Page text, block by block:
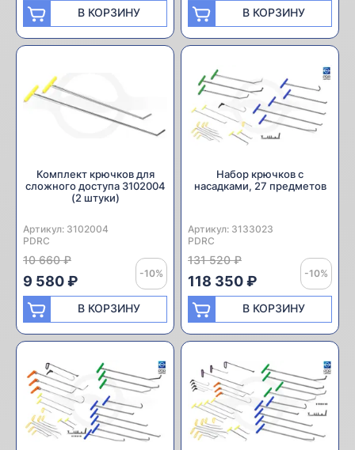
В КОРЗИНУ В КОРЗИНУ
Комплект крючков для
сложного доступа 3102004
(2 штуки)
Артикул: 3102004
Производитель:
PDRC
10 660 ₽
-10%
9 580 ₽
В КОРЗИНУ
Набор крючков с
насадками, 27 предметов
Артикул: 3133023
Производитель:
PDRC
131 520 ₽
-10%
118 350 ₽
В КОРЗИНУ